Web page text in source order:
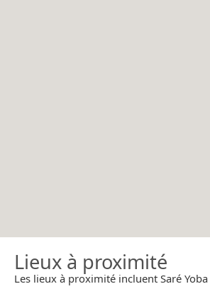
Lieux à proximité
Les lieux à proximité incluent Saré